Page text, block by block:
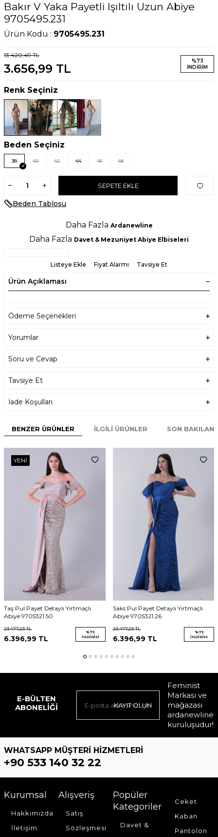
Bakır V Yaka Payetli Işıltılı Uzun Abiye
9705495.231
Ürün Kodu : 9705495.231
13.420,49TL
3.656,99 TL
%73
İNDIRIM
Renk Seçiniz
Beden Seçiniz
38 40 42 44 46 48
SEPETE EKLE
Beden Tablosu
Daha Fazla Ardanewline
Daha Fazla Davet & Mezuniyet Abiye Elbiseleri
Listeye Ekle Fiyat Alarmı Tavsiye Et
Ürün Açıklaması
Ödeme Seçenekleri
Yorumlar
Soru ve Cevap
Tavsiye Et
İade Koşulları
BENZER ÜRÜNLER İLGILI ÜRÜNLER SON
YENI
Taş Pul Payet Detaylı Yırtmaçlı
Abiye 9705321.50
23.477,23TL
6.396,99 TL
%73
İNDIRIM
Saks Pul Payet Detaylı Yırtmaçlı
Abiye 9705321.26
23.477,23TL
6.396,99 TL
%73
İNDIRIM
E-BÜLTEN
ABONELIĞI
KAYIT OLUN
Feminist
Markası ve
mağazası
ardanewline
kuruluşudur!
WHATSAPP MÜŞTERI HIZMETLERI
+90 533 140 32 22
Kurumsal
Hakkımızda
İletişim
Alışveriş
Satış
Sözleşmesi
Popüler
Kategoriler
Davet &
Ceket
Kaban
Pantolon